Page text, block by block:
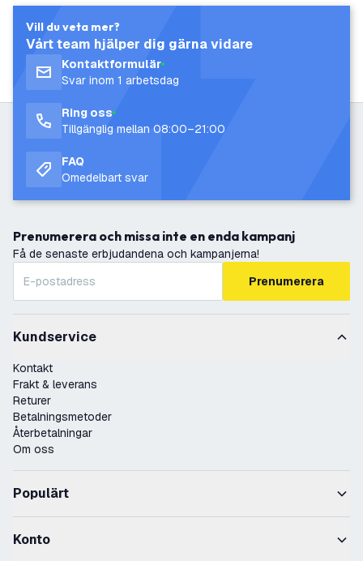
Vill du veta mer?
Vårt team hjälper dig gärna vidare
Kontaktformulär
Svar inom 1 arbetsdag
Ring oss
Tillgänglig mellan 08:00–21:00
FAQ
Omedelbart svar
Prenumerera och missa inte en enda kampanj
Få de senaste erbjudandena och kampanjerna!
Prenumerera
Kundservice
Kontakt
Frakt & leverans
Returer
Betalningsmetoder
Återbetalningar
Om oss
Populärt
Konto